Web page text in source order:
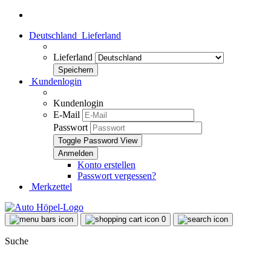
Deutschland Lieferland
Lieferland
Kundenlogin
Kundenlogin
E-Mail
Passwort
Toggle Password View
Konto erstellen
Passwort vergessen?
Merkzettel
0
Suche